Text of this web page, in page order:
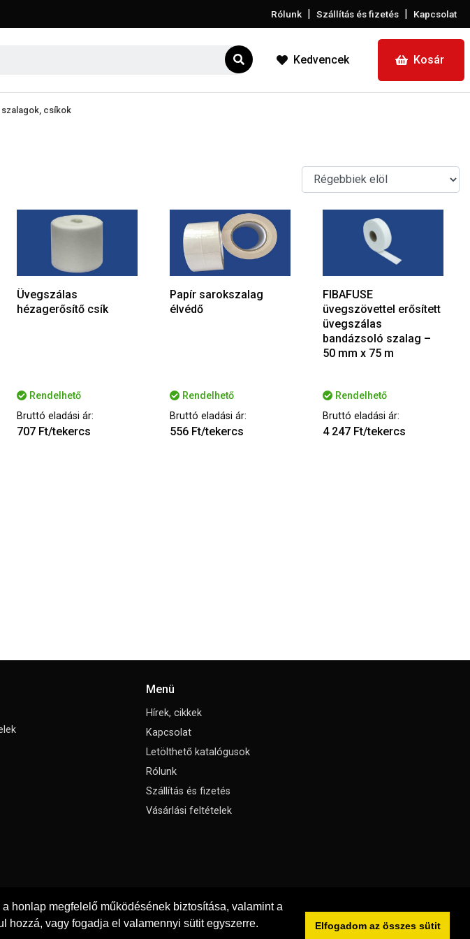
honlap megfelelő működésének biztosítása, valamint a
hozzá, vagy fogadja el valamennyi sütit egyszerre.
Elfogadom az összes sütit
Rólunk | Szállítás és fizetés | Kapcsolat
Kedvencek Kosár
csíkok
Üvegszálas
hézagerősítő csík
Rendelhető
Bruttó eladási ár:
707 Ft/tekercs
Papír sarokszalag
élvédő
Rendelhető
Bruttó eladási ár:
556 Ft/tekercs
FIBAFUSE
üvegszövettel erősített
üvegszálas
bandázsoló szalag –
50 mm x 75 m
Rendelhető
Bruttó eladási ár:
4 247 Ft/tekercs
Menü
Hírek, cikkek
Kapcsolat
Letölthető katalógusok
Rólunk
Szállítás és fizetés
Vásárlási feltételek